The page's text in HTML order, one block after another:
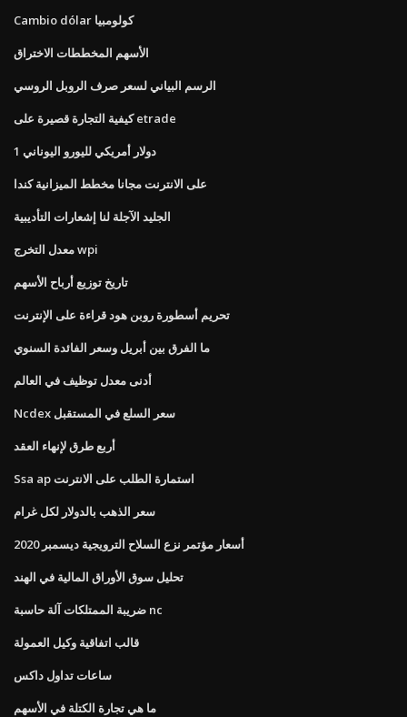
Cambio dólar كولومبيا
الأسهم المخططات الاختراق
الرسم البياني لسعر صرف الروبل الروسي
كيفية التجارة قصيرة على etrade
1 دولار أمريكي لليورو اليوناني
على الانترنت مجانا مخطط الميزانية كندا
الجليد الآجلة لنا إشعارات التأديبية
معدل التخرج wpi
تاريخ توزيع أرباح الأسهم
تحريم أسطورة روبن هود قراءة على الإنترنت
ما الفرق بين أبريل وسعر الفائدة السنوي
أدنى معدل توظيف في العالم
Ncdex سعر السلع في المستقبل
أربع طرق لإنهاء العقد
Ssa ap استمارة الطلب على الانترنت
سعر الذهب بالدولار لكل غرام
أسعار مؤتمر نزع السلاح الترويجية ديسمبر 2020
تحليل سوق الأوراق المالية في الهند
ضريبة الممتلكات آلة حاسبة nc
قالب اتفاقية وكيل العمولة
ساعات تداول داكس
ما هي تجارة الكتلة في الأسهم